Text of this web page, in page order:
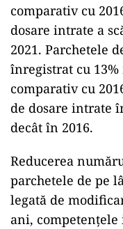
comparativ cu
dosare intrate a
2021. Parchetele
înregistrat cu
comparativ cu
de dosare intrate
decât în 2016.
Reducerea
parchetele de pe
legată de
ani,